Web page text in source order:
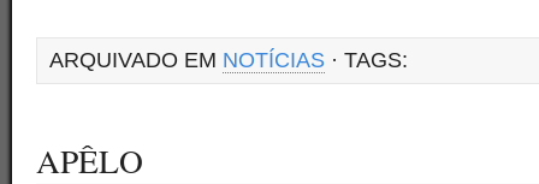
ARQUIVADO EM NOTÍCIAS · TAGS:
APÊLO